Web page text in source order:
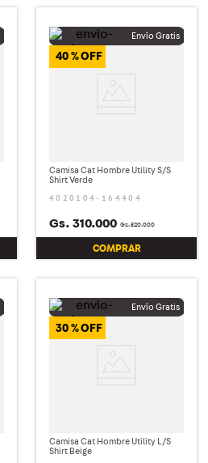
40 %
Camisa Cat Hombre Utility S/S
Shirt Verde
4020104-164404
Gs.520.000
Gs. 310.000
COMPRAR
30 %
Camisa Cat Hombre Utility L/S
Shirt Beige